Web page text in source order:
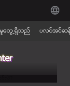
ေတြ႕ရွိသည္ ပလပ္အင္ဆန္